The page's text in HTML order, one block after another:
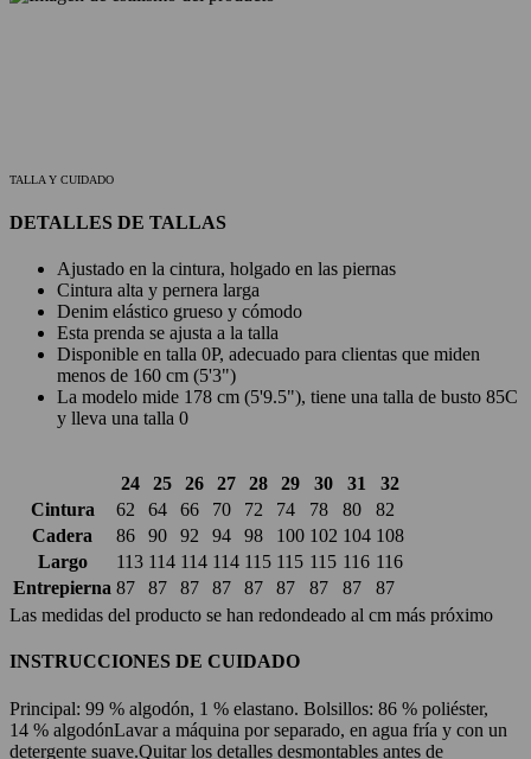
TALLA Y CUIDADO
DETALLES DE TALLAS
Ajustado en la cintura, holgado en las piernas
Cintura alta y pernera larga
Denim elástico grueso y cómodo
Esta prenda se ajusta a la talla
Disponible en talla 0P, adecuado para clientas que miden
menos de 160 cm (5'3")
La modelo mide 178 cm (5'9.5"), tiene una talla de busto 85C
y lleva una talla 0
24 25 26 27 28 29 30 31
32
Cintura
62 64 66 70 72 74 78 80
82
Cadera
86 90 92 94 98 100 102 104 108
Largo
113 114 114 114 115 115 115 116 116
Entrepierna 87 87 87 87 87 87 87 87
87
Las medidas del producto se han redondeado al cm más próximo
INSTRUCCIONES DE CUIDADO
Principal: 99 % algodón, 1 % elastano. Bolsillos: 86 % poliéster,
14 % algodónLavar a máquina por separado, en agua fría y con un
detergente suave.Quitar los detalles desmontables antes de